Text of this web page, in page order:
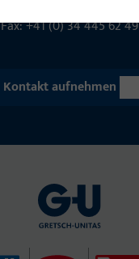
Fax: +41 (0) 34 445 62 49
Kontakt aufnehmen